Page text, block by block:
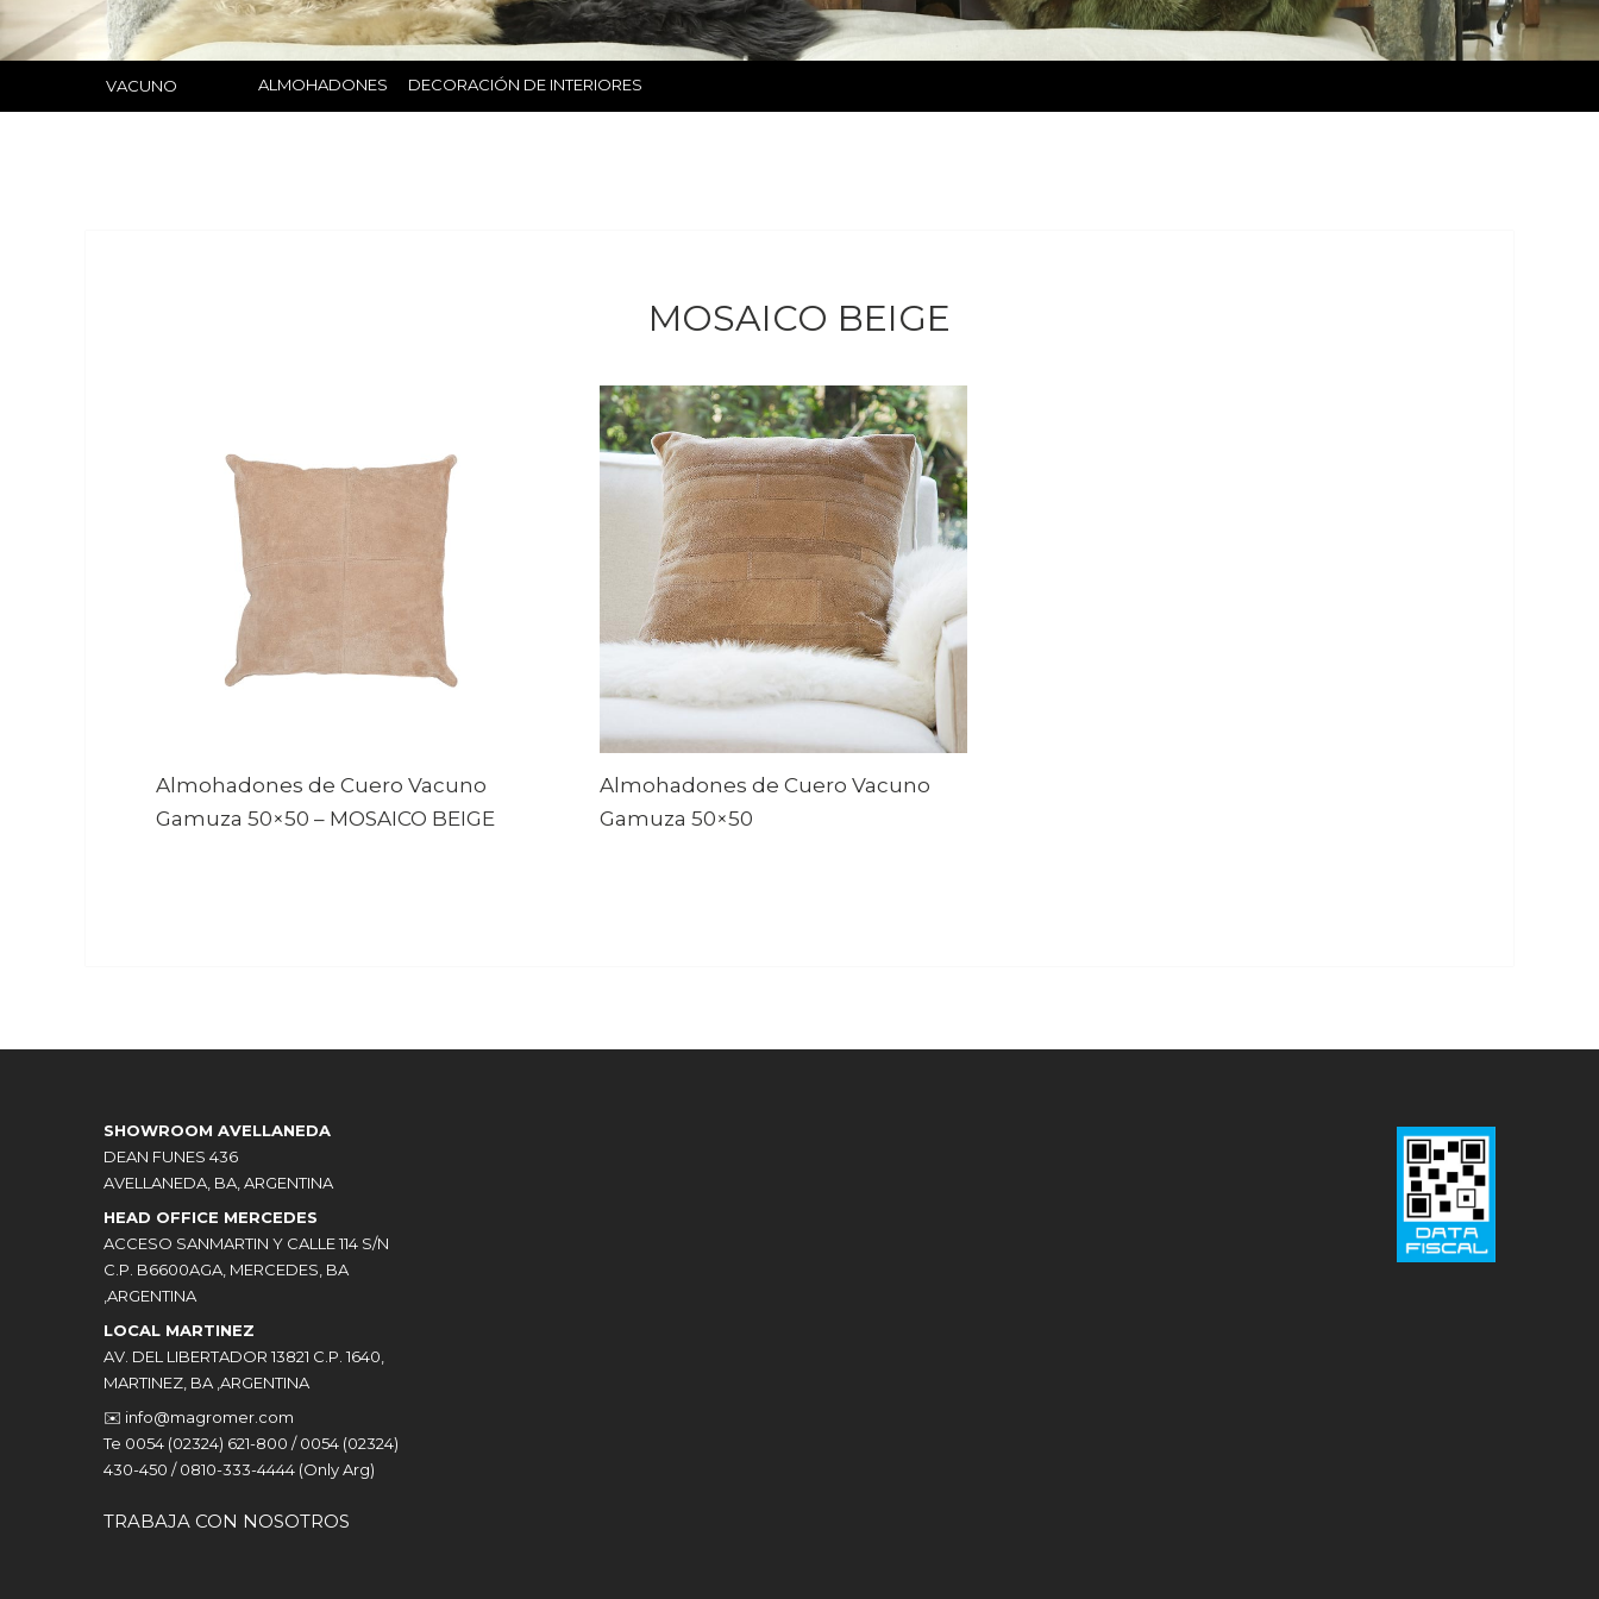
VACUNO ALMOHADONES DECORACIÓN DE INTERIORES
MOSAICO BEIGE
Almohadones de Cuero Vacuno
Gamuza 50×50 – MOSAICO BEIGE
Almohadones de Cuero Vacuno
Gamuza 50×50
SHOWROOM AVELLANEDA
DEAN FUNES 436
AVELLANEDA, BA, ARGENTINA
HEAD OFFICE MERCEDES
ACCESO SANMARTIN Y CALLE 114 S/N
C.P. B6600AGA, MERCEDES, BA
,ARGENTINA
LOCAL MARTINEZ
AV. DEL LIBERTADOR 13821 C.P. 1640,
MARTINEZ, BA ,ARGENTINA
✉️ info@magromer.com
Te 0054 (02324) 621-800 / 0054 (02324)
430-450 / 0810-333-4444 (Only Arg)
TRABAJA CON NOSOTROS